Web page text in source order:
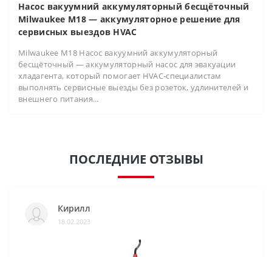
Насос вакуумний аккумуляторный бесщёточный
Milwaukee M18 — аккумуляторное решение для
сервисных выездов HVAC
Milwaukee M18 Насос вакуумний аккумуляторный
бесщёточный — аккумуляторный насос для эвакуации
хладагента, который помогает HVAC-специалистам
выполнять сервисные выезды без розеток, удлинителей и
внешнего питания...
ПОСЛЕДНИЕ ОТЗЫВЫ
Кирилл
18.02.2023